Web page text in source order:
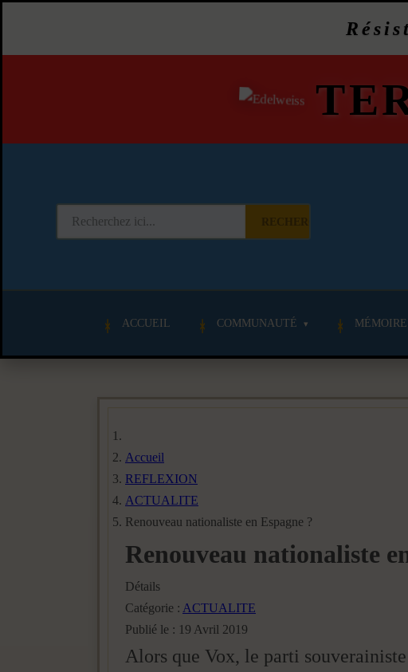
ACCUEIL COMMUNAUTÉ MÉMOIRE
Accueil
REFLEXION
ACTUALITE
Renouveau nationaliste en Espagne ?
Renouveau nationaliste
Détails
Catégorie : ACTUALITE
Publié le : 19 Avril 2019
Alors que Vox, le parti